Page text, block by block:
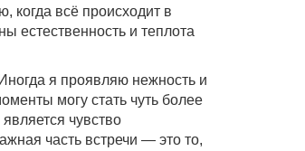
когда всё происходит в
естественность и теплота
я проявляю нежность и
могу стать чуть более
чувство
часть встречи — это то,